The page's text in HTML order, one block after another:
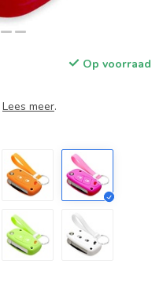
Op voorraad
Lees meer.